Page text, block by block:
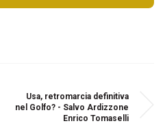
Usa, retromarcia definitiva
nel Golfo? - Salvo Ardizzone
Enrico Tomaselli